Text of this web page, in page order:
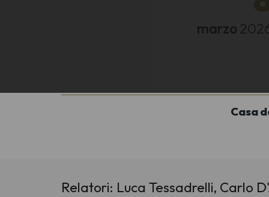
marzo
Casa
Relatori: Luca Tessadrelli, Carlo